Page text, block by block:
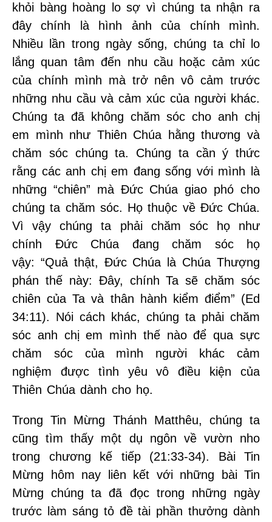
khỏi bàng hoàng lo sợ vì chúng ta nhận ra
đây chính là hình ảnh của chính mình.
Nhiều lần trong ngày sống, chúng ta chỉ lo
lắng quan tâm đến nhu cầu hoặc cảm xúc
của chính mình mà trở nên vô cảm trước
những nhu cầu và cảm xúc của người khác.
Chúng ta đã không chăm sóc cho anh chị
em mình như Thiên Chúa hằng thương và
chăm sóc chúng ta. Chúng ta cần ý thức
rằng các anh chị em đang sống với mình là
những “chiên” mà Đức Chúa giao phó cho
chúng ta chăm sóc. Họ thuộc về Đức Chúa.
Vì vậy chúng ta phải chăm sóc họ như
chính Đức Chúa đang chăm sóc họ
vậy: “Quả thật, Đức Chúa là Chúa Thượng
phán thế này: Đây, chính Ta sẽ chăm sóc
chiên của Ta và thân hành kiểm điểm” (Ed
34:11). Nói cách khác, chúng ta phải chăm
sóc anh chị em mình thế nào để qua sực
chăm sóc của mình người khác cảm
nghiệm được tình yêu vô điều kiện của
Thiên Chúa dành cho họ.
Trong Tin Mừng Thánh Matthêu, chúng ta
cũng tìm thấy một dụ ngôn về vườn nho
trong chương kế tiếp (21:33-34). Bài Tin
Mừng hôm nay liên kết với những bài Tin
Mừng chúng ta đã đọc trong những ngày
trước làm sáng tỏ đề tài phần thưởng dành